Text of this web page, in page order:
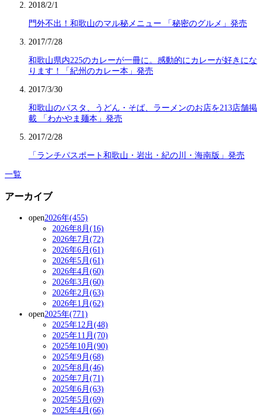
2018/2/1
門外不出！和歌山のマル秘メニュー 「秘密のグルメ」発売
2017/7/28
和歌山県内225のカレーが一冊に。感動的にカレーが好きにな
ります！「紀州のカレー本」発売
2017/3/30
和歌山のパスタ、うどん・そば、ラーメンのお店を213店舗掲
載 「わかやま麺本」発売
2017/2/28
「ランチパスポート和歌山・岩出・紀の川・海南版」発売
一覧
アーカイブ
open2026年(455)
2026年8月(16)
2026年7月(72)
2026年6月(61)
2026年5月(61)
2026年4月(60)
2026年3月(60)
2026年2月(63)
2026年1月(62)
open2025年(771)
2025年12月(48)
2025年11月(70)
2025年10月(90)
2025年9月(68)
2025年8月(46)
2025年7月(71)
2025年6月(63)
2025年5月(69)
2025年4月(66)